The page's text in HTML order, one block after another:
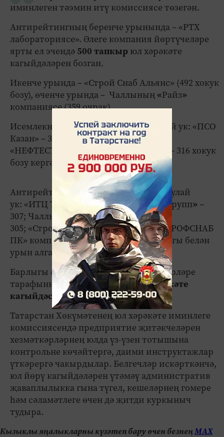
иминлеген тәэмин итү комиссиясе төзегән.
Антирейтингның беренче урынында – «РТХ
лабораториясе». Әлеге компания йөртүчеләре
ярты ел эчендә 500 тапкыр юл хәрәкәте
кагыйдәләрен бозган.
Икенче урында –«Строй Снаб Альянс» (492 хокук
бозу), өченче урында – Чаллының«Райз»
компаниясе (359 очрак).
Исемлекнең беренче бишлегенә шулай ук: «ПСО
Казан» – 317 хокук бозу; Әлмәтнең
«НЕФТЕСТРОЙЭНЕРГО» компаниясе – 316 хокук
бозу кергән.
Антирейтингның тәүге унлыгында шулай
ук: «ИТЦ ТКС Поволжье» – 315; «АВП Групп» –
307; Чаллының «Детали машин» –
305; «Стройстиль» – 301; Казанның «ПРОФСНАБ
ПК» компаниясе – 295 хокук бозу очрагы белән
урын алган.
Барлыгы әлеге ун компания хезмәткәрләре
тарафыннан
3,5 меңгә якын юл хәрәкәте
кагыйдәсен бозу очрагытеркәлгән.
Татарстан Хөкүмәтенең юл хәрәкәте иминлеге
комиссиясендә предприятие җитәкчеләрен
хезмәткәрләрнең юлда үз-үзен тотышына
контрольне көчәйтергә, даими инструктажлар
үткәрергә чакырдылар. Белгечләр искәрткәнчә,
юл йөрү кагыйдәләрен үтәмәү административ
җаваплылыкка гына түгел, кешеләрнең гомере
һәм сәламәтлеге өчен дә җитди куркыныч
тудыра.
Кызыклы яңалыкларны күзәтеп бару өчен безнеңМАХ